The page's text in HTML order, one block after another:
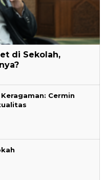
di Sekolah,
Cermin